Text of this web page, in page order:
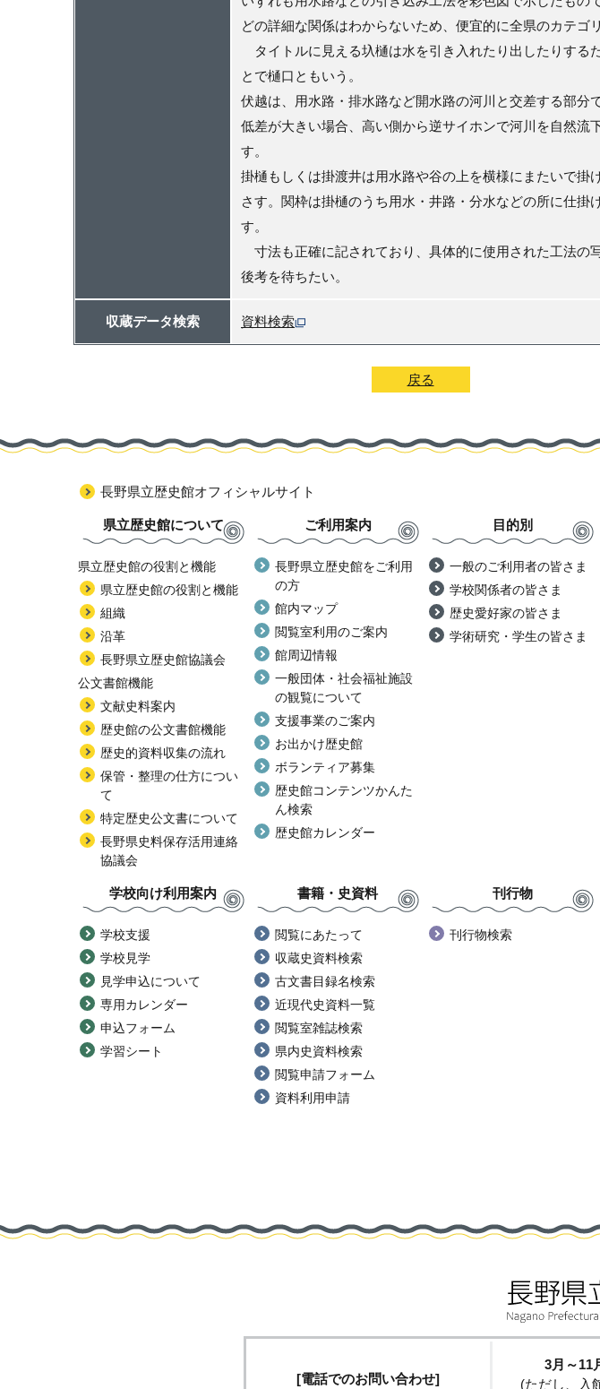
どの詳細な関係はわからないため、便宜的に全県のカテゴ
タイトルに見える圦樋は水を引き入れたり出したりする
とで樋口ともいう。
伏越は、用水路・排水路など開水路の河川と交差する部分
低差が大きい場合、高い側から逆サイホンで河川を自然流
す。
掛樋もしくは掛渡井は用水路や谷の上を横様にまたいで掛
さす。関枠は掛樋のうち用水・井路・分水などの所に仕掛
す。
寸法も正確に記されており、具体的に使用された工法の
後考を待ちたい。
収蔵データ検索 資料検索
戻る
長野県立歴史館オフィシャルサイト
県立歴史館について
県立歴史館の役割と機能
県立歴史館の役割と機能
組織
沿革
長野県立歴史館協議会
公文書館機能
文献史料案内
歴史館の公文書館機能
歴史的資料収集の流れ
保管・整理の仕方につい
て
特定歴史公文書について
長野県史料保存活用連絡
協議会
ご利用案内
長野県立歴史館をご利用
の方
館内マップ
閲覧室利用のご案内
館周辺情報
一般団体・社会福祉施設
の観覧について
支援事業のご案内
お出かけ歴史館
ボランティア募集
歴史館コンテンツかんた
ん検索
歴史館カレンダー
目的別
一般のご利用者の皆さま
学校関係者の皆さま
歴史愛好家の皆さま
学術研究・学生の皆さま
学校向け利用案内
学校支援
学校見学
見学申込について
専用カレンダー
申込フォーム
学習シート
書籍・史資料
閲覧にあたって
収蔵史資料検索
古文書目録名検索
近現代史資料一覧
閲覧室雑誌検索
県内史資料検索
閲覧申請フォーム
資料利用申請
刊行物
刊行物検索
[電話でのお問い合わせ]
3月～11
(ただし、入